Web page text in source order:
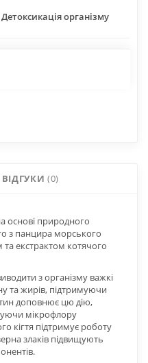
Детоксикація організму
ВІДГУКИ (0)
основі природного
з панцира морського
екстрактом котячого
з організму важкі
та жирів, підтримуючи
доповнює цю дію,
мікрофлору
кігтя підтримує роботу
злаків підвищують